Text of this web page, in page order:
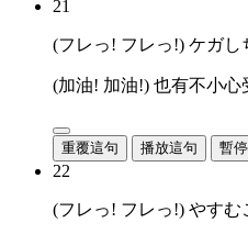
21
(フレっ! フレっ!) ケガし
(加油! 加油!) 也有不小心
重覆這句 播放這句 暫停
22
(フレっ! フレっ!) やすむ